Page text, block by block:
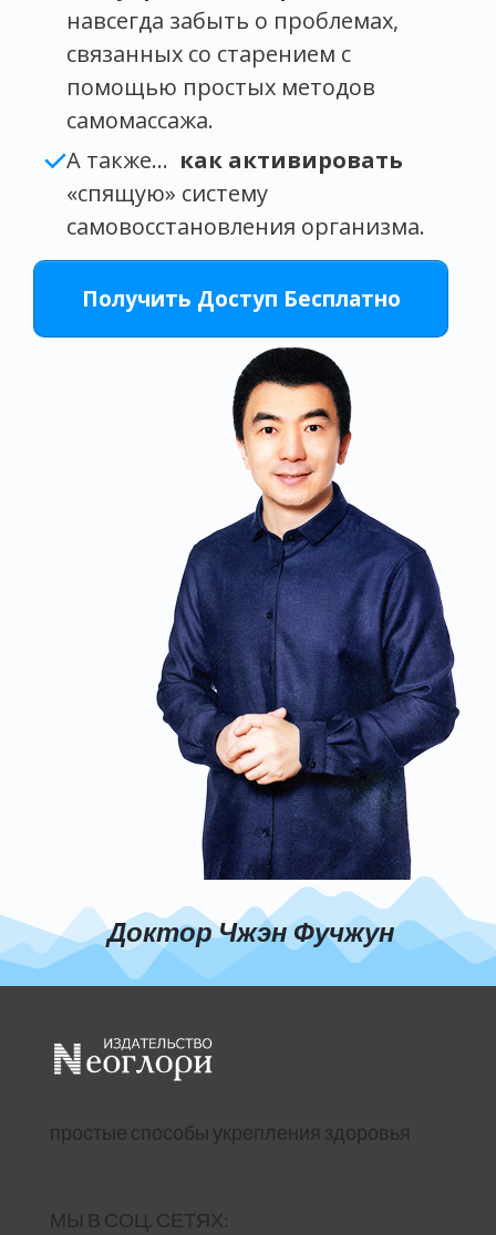
навсегда забыть о проблемах,
связанных со старением с
помощью простых методов
самомассажа.
А также… как активировать
«спящую» систему
самовосстановления организма.
Получить Доступ Бесплатно
Доктор Чжэн Фучжун
простые способы укрепления здоровья
МЫ В СОЦ. СЕТЯХ: